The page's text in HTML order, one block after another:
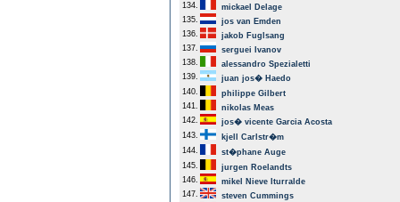
134.
mickael Delage
135.
jos van Emden
136.
jakob Fuglsang
137.
serguei Ivanov
138.
alessandro Spezialetti
139.
juan jos� Haedo
140.
philippe Gilbert
141.
nikolas Meas
142.
jos� vicente Garcia Acosta
143.
kjell Carlstr�m
144.
st�phane Auge
145.
jurgen Roelandts
146.
mikel Nieve Iturralde
147.
steven Cummings